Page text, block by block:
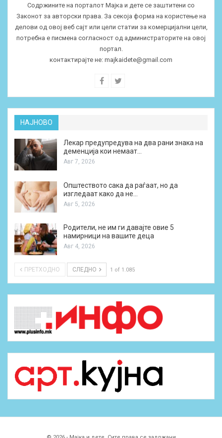
Содржините на порталот Мајка и дете се заштитени со
Законот за авторски права. За секоја форма на користење на
делови од овој веб сајт или цели статии за комерцијални цели,
потребна е писмена согласност од администраторите на овој
портал.
контактирајте не: majkaidete@gmail.com
НАЈНОВО
Лекар предупредува на два рани знака на
деменција кои немаат…
Авг 7, 2026
Општеството сака да раѓаат, но да
изгледаат како да не…
Авг 5, 2026
Родители, не им ги давајте овие 5
намирници на вашите деца
Авг 4, 2026
ПРЕТХОДНО СЛЕДНО 1 of 1.085